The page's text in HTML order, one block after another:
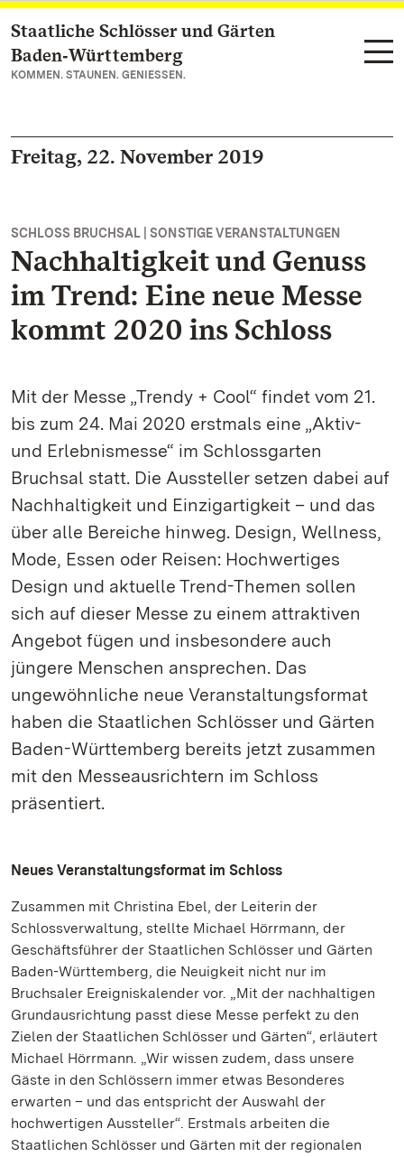
Zum Hauptinhalt springen
Staatliche Schlösser und Gärten
Baden‑Württemberg
KOMMEN. STAUNEN. GENIESSEN.
Freitag, 22. November 2019
SCHLOSS BRUCHSAL | SONSTIGE VERANSTALTUNGEN
Nachhaltigkeit und Genuss
im Trend: Eine neue Messe
kommt 2020 ins Schloss
Mit der Messe „Trendy + Cool“ findet vom 21.
bis zum 24. Mai 2020 erstmals eine „Aktiv-
und Erlebnismesse“ im Schlossgarten
Bruchsal statt. Die Aussteller setzen dabei auf
Nachhaltigkeit und Einzigartigkeit – und das
über alle Bereiche hinweg. Design, Wellness,
Mode, Essen oder Reisen: Hochwertiges
Design und aktuelle Trend-Themen sollen
sich auf dieser Messe zu einem attraktiven
Angebot fügen und insbesondere auch
jüngere Menschen ansprechen. Das
ungewöhnliche neue Veranstaltungsformat
haben die Staatlichen Schlösser und Gärten
Baden-Württemberg bereits jetzt zusammen
mit den Messeausrichtern im Schloss
präsentiert.
Neues Veranstaltungsformat im Schloss
Zusammen mit Christina Ebel, der Leiterin der
Schlossverwaltung, stellte Michael Hörrmann, der
Geschäftsführer der Staatlichen Schlösser und Gärten
Baden-Württemberg, die Neuigkeit nicht nur im
Bruchsaler Ereigniskalender vor. „Mit der nachhaltigen
Grundausrichtung passt diese Messe perfekt zu den
Zielen der Staatlichen Schlösser und Gärten“, erläutert
Michael Hörrmann. „Wir wissen zudem, dass unsere
Gäste in den Schlössern immer etwas Besonderes
erwarten – und das entspricht der Auswahl der
hochwertigen Aussteller“. Erstmals arbeiten die
Staatlichen Schlösser und Gärten mit der regionalen